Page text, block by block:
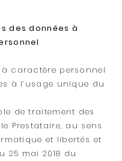
des données à
à caractère personnel
à l’usage unique du
de traitement des
Prestataire, au sens
et libertés et
25 mai 2018 du